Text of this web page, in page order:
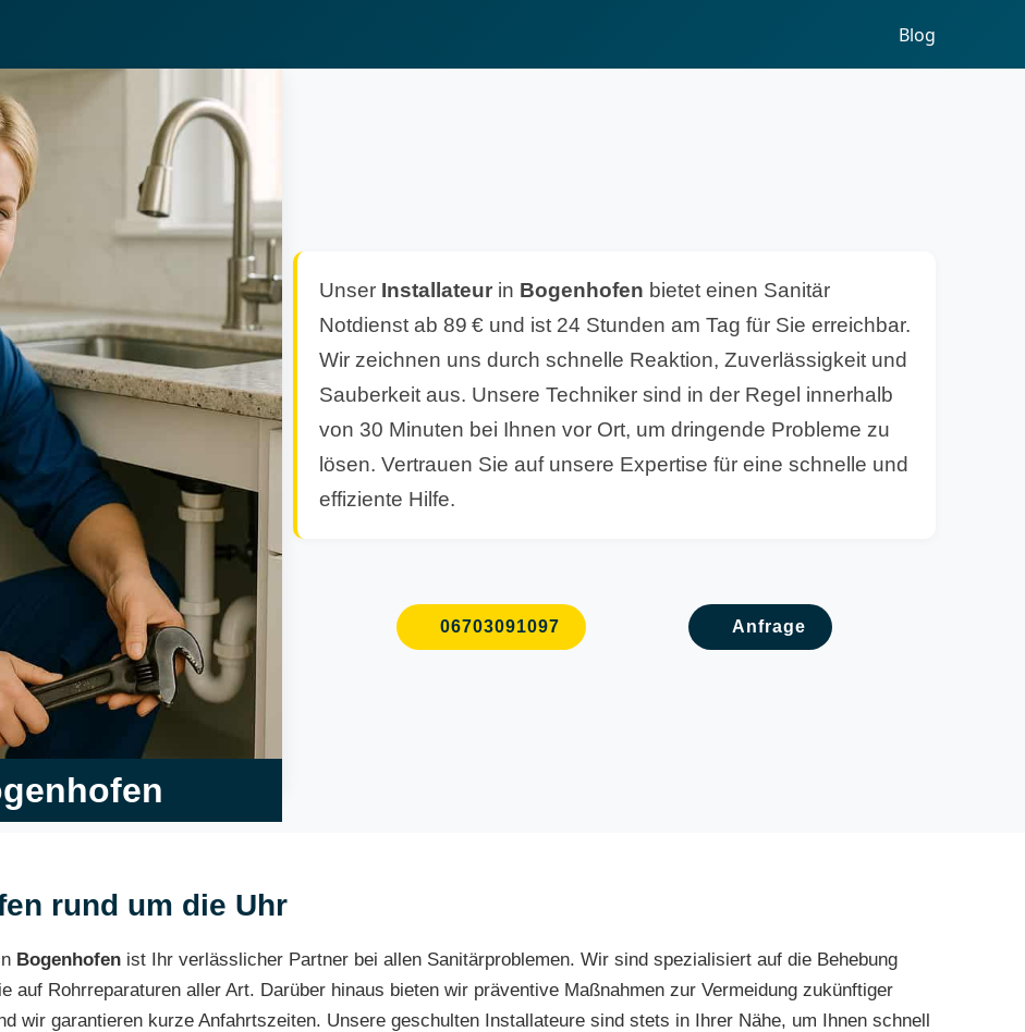
Blog
Unser Installateur in Bogenhofen bietet einen Sanitär
Notdienst ab 89 € und ist 24 Stunden am Tag für Sie erreichbar.
Wir zeichnen uns durch schnelle Reaktion, Zuverlässigkeit und
Sauberkeit aus. Unsere Techniker sind in der Regel innerhalb
von 30 Minuten bei Ihnen vor Ort, um dringende Probleme zu
lösen. Vertrauen Sie auf unsere Expertise für eine schnelle und
effiziente Hilfe.
06703091097 Anfrage
rund um die Uhr
Bogenhofen ist Ihr verlässlicher Partner bei allen Sanitärproblemen. Wir sind spezialisiert auf die Behebung
auf Rohrreparaturen aller Art. Darüber hinaus bieten wir präventive Maßnahmen zur Vermeidung zukünftiger
wir garantieren kurze Anfahrtszeiten. Unsere geschulten Installateure sind stets in Ihrer Nähe, um Ihnen schnell